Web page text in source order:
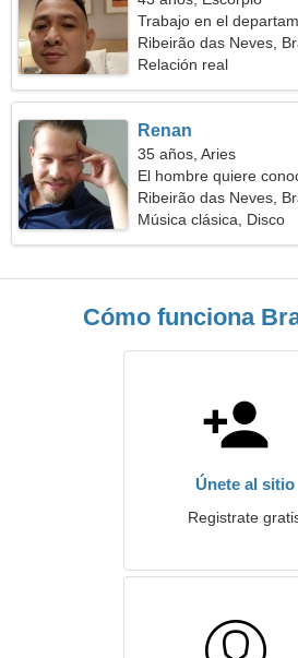
Trabajo en el
necesito una mujer
Ribeirão das Neves,
Relación real
Renan
35 años, Aries
El hombre quiere
Ribeirão das Neves,
Música clásica, Disco
Cómo funciona
Únete al sitio
Registrate